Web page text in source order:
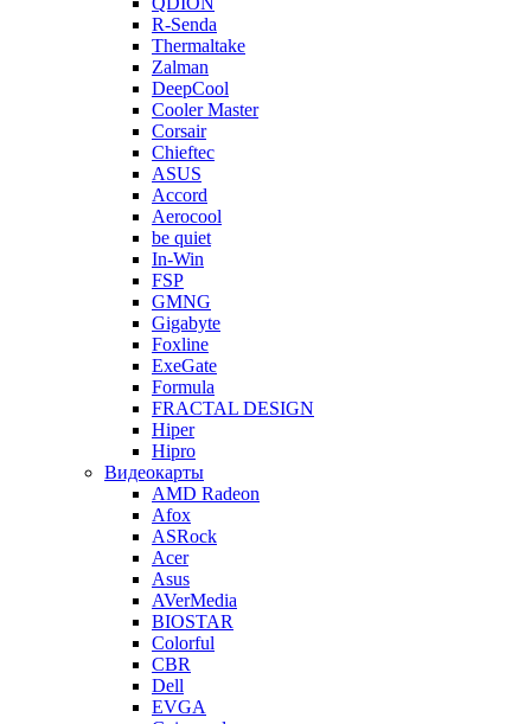
R-Senda
Thermaltake
Zalman
DeepCool
Cooler Master
Corsair
Chieftec
ASUS
Accord
Aerocool
be quiet
In-Win
FSP
GMNG
Gigabyte
Foxline
ExeGate
Formula
FRACTAL DESIGN
Hiper
Hipro
Видеокарты
AMD Radeon
Afox
ASRock
Acer
Asus
AVerMedia
BIOSTAR
Colorful
CBR
Dell
EVGA